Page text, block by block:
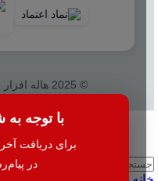
با توجه
برای دریافت
در
© 2025 هاله افزار - کلیه حقوق محفوظ است.